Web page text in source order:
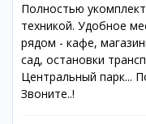
Полностью
техникой. Удобное
рядом - кафе,
сад, остановки
Центральный парк...
Звоните..!